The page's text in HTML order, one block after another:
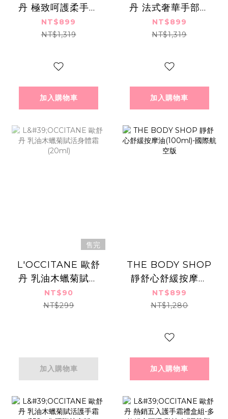
丹 極致呵護柔手組
[護手霜(多款任
選)+指緣油+狗狗零
NT$899
NT$1,319
加入購物車
丹 法式奢華手部養
護組[護手霜(多種香
味任選)+指緣油+貓
NT$899
NT$1,319
加入購物車
售完
L'OCCITANE 歐舒
丹 乳油木蠟菊賦活
身體霜(20ml)
NT$90
NT$299
加入購物車
THE BODY SHOP
靜舒心舒緩按摩油
(100ml)-國際航空
版
NT$899
NT$1,280
加入購物車